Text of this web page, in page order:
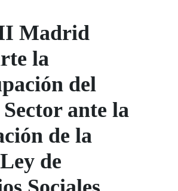
Madrid
la
del
ante la
de la
de